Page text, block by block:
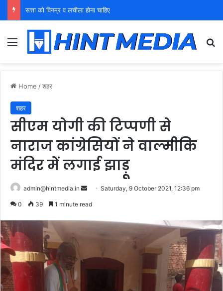
युवा शक्ति को पहचाने बूढ़ा नेतृत्व
Menu
Home /शहर
शहर
सीएम योगी की टिप्पणी से
नाराज कांग्रेसियों ने वाल्मीकि
मंदिर में लगाई झाड़ृू
admin@hintmedia.in
SendSaturday, 9 October 2021, 12:36 pm
0 39 1 minute read